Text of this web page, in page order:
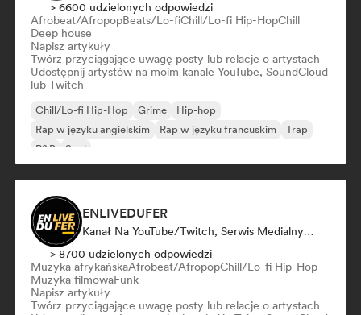
> 6600 udzielonych odpowiedzi
Afrobeat/AfropopBeats/Lo-fiChill/Lo-fi Hip-HopChill
Deep house
Napisz artykuły
Twórz przyciągające uwagę posty lub relacje o artystach
Udostępnij artystów na moim kanale YouTube, SoundCloud
lub Twitch
Chill/Lo-fi Hip-Hop Grime
Hip-hop
Rap w języku angielskim
Rap w języku francuskim
Trap
R&B
Soul
ENLIVEDUFER
Kanał Na YouTube/Twitch, Serwis Medialny/Dziennikarz, Influencer W Mediach Społecznościowych
> 8700 udzielonych odpowiedzi
Muzyka afrykańskaAfrobeat/AfropopChill/Lo-fi Hip-Hop
Muzyka filmowaFunk
Napisz artykuły
Twórz przyciągające uwagę posty lub relacje o artystach